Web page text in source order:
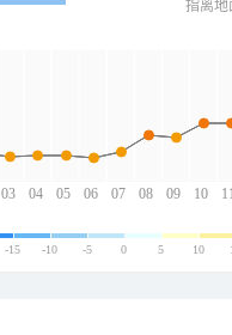
03 04 05 06 07 08 09 10
指离地
-15 -10 -5 0 5 10